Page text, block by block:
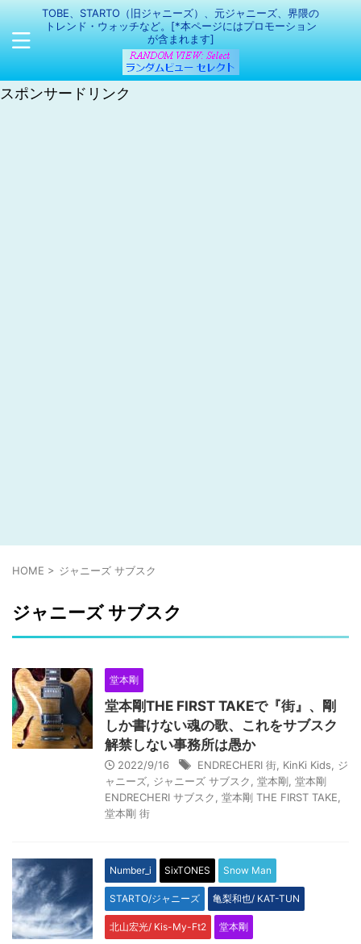
TOBE、STARTO（旧ジャニーズ）、元ジャニーズ、界隈の
トレンド・ウォッチなど。[*本ページにはプロモーション
が含まれます]
スポンサードリンク
HOME > ジャニーズ サブスク
ジャニーズ サブスク
堂本剛
堂本剛THE FIRST TAKEで『街』、剛
しか書けない魂の歌、これをサブスク
解禁しない事務所は愚か
2022/9/16 ENDRECHERI 街 KinKi Kids
ジ
ャニーズ ジャニーズ サブスク 堂本剛 堂本剛
ENDRECHERI サブスク
堂本剛 THE FIRST TAKE
堂本剛 街
Number_i SixTONES Snow Man
STARTO/ジャニーズ 亀梨和也/ KAT-TUN
北山宏光/ Kis-My-Ft2 堂本剛